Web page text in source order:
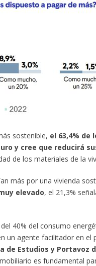
sostenible, el 63,4% de
y cree que reducirá
de los materiales de la
más por una vivienda
elevado, el 21,3%
40% del consumo
un agente facilitador en el
de Estudios y Portavoz
es fundamental